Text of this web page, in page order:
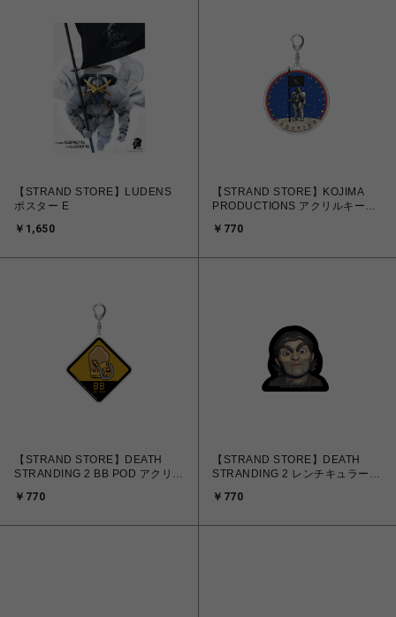
【STRAND STORE】LUDENS
ポスター E
￥1,650
【STRAND STORE】KOJIMA
PRODUCTIONS アクリルキーホ
￥770
【STRAND STORE】DEATH
STRANDING 2 BB POD アクリル
￥770
【STRAND STORE】DEATH
STRANDING 2 レンチキュラー
￥770